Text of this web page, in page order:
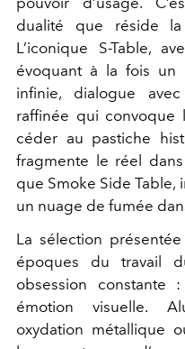
dualité que réside
L’iconique S-Table,
évoquant à la fois un
infinie, dialogue avec
raffinée qui convoque
céder au pastiche
fragmente le réel
que Smoke Side
un nuage de fumée
La sélection
époques du travail
obsession constante
émotion visuelle.
oxydation métallique